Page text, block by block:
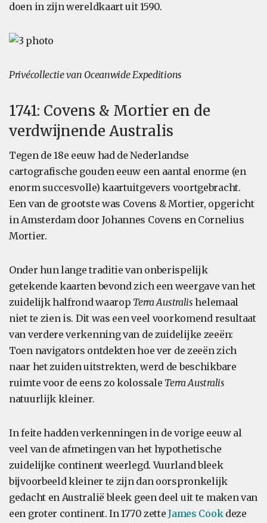
doen in zijn wereldkaart uit 1590.
Privécollectie van Oceanwide Expeditions
1741: Covens & Mortier en de
verdwijnende Australis
Tegen de 18e eeuw had de Nederlandse
cartografische gouden eeuw een aantal enorme (en
enorm succesvolle) kaartuitgevers voortgebracht.
Een van de grootste was Covens & Mortier, opgericht
in Amsterdam door Johannes Covens en Cornelius
Mortier.
Onder hun lange traditie van onberispelijk
getekende kaarten bevond zich een weergave van het
zuidelijk halfrond waarop Terra Australis helemaal
niet te zien is. Dit was een veel voorkomend resultaat
van verdere verkenning van de zuidelijke zeeën:
Toen navigators ontdekten hoe ver de zeeën zich
naar het zuiden uitstrekten, werd de beschikbare
ruimte voor de eens zo kolossale Terra Australis
natuurlijk kleiner.
In feite hadden verkenningen in de vorige eeuw al
veel van de afmetingen van het hypothetische
zuidelijke continent weerlegd. Vuurland bleek
bijvoorbeeld kleiner te zijn dan oorspronkelijk
gedacht en Australië bleek geen deel uit te maken van
een groter continent. In 1770 zetteJames Cookdeze